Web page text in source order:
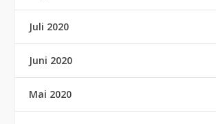
Juli 2020
Juni 2020
Mai 2020